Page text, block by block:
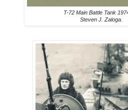
T-72 Main Battle Tank
Steven J. Zaloga.